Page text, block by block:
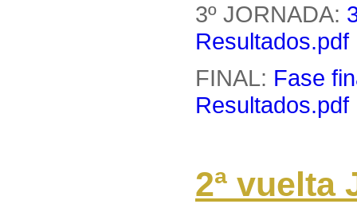
3º JORNADA:
Resultados.pdf
FINAL: Fase
Resultados.pdf
2ª vuelta